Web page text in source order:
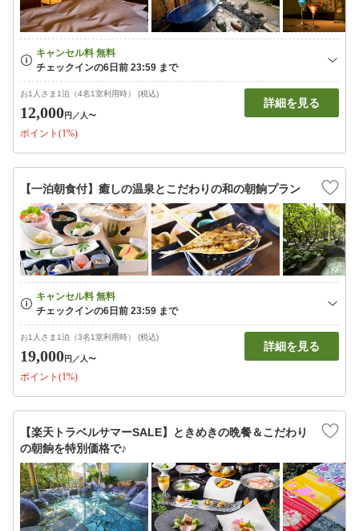
お1人さま1泊（4名1室利用時） (税込)
12,000円 ／人〜
ポイント(1%)
詳細を見る
【一泊朝食付】癒しの温泉とこだわりの和の朝餉プラン
お1人さま1泊（3名1室利用時） (税込)
19,000円 ／人〜
ポイント(1%)
詳細を見る
【楽天トラベルサマーSALE】ときめきの晩餐＆こだわり
の朝餉を特別価格で♪